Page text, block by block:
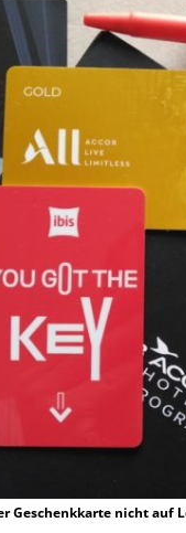
Geschenkkarte nicht auf